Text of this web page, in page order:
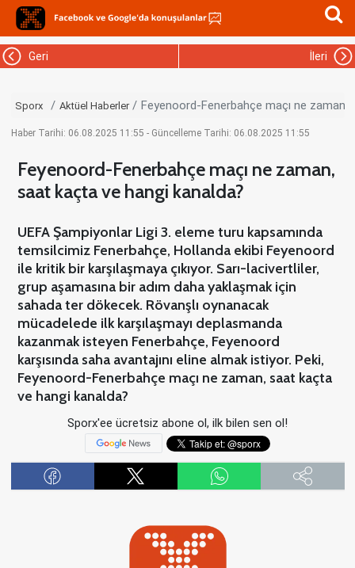
Geri İleri
Sporx Aktüel Haberler Feyenoord-Fenerbahçe maçı ne
Haber Tarihi: 06.08.2025 11:55 - Güncelleme Tarihi: 06.08.2025 11:55
Feyenoord-Fenerbahçe maçı ne zaman,
saat kaçta ve hangi kanalda?
UEFA Şampiyonlar Ligi 3. eleme turu kapsamında
temsilcimiz Fenerbahçe, Hollanda ekibi Feyenoord
ile kritik bir karşılaşmaya çıkıyor. Sarı-lacivertliler,
grup aşamasına bir adım daha yaklaşmak için
sahada ter dökecek. Rövanşlı oynanacak
mücadelede ilk karşılaşmayı deplasmanda
kazanmak isteyen Fenerbahçe, Feyenoord
karşısında saha avantajını eline almak istiyor. Peki,
Feyenoord-Fenerbahçe maçı ne zaman, saat kaçta
ve hangi kanalda?
Sporx'ee ücretsiz abone ol, ilk bilen sen ol!